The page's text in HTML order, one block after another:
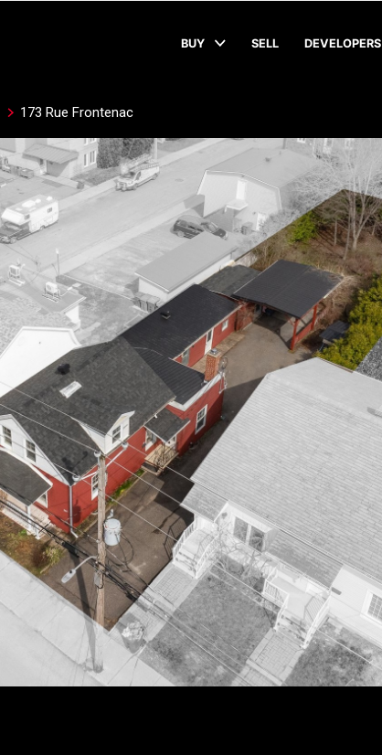
BUY SELL DEVELOPERS
173 Rue Frontenac